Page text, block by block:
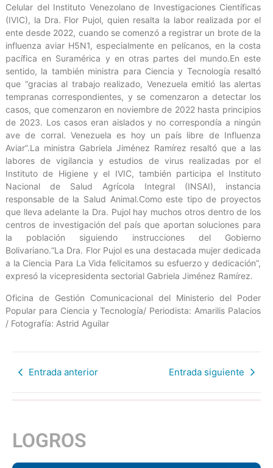
Celular del Instituto Venezolano de Investigaciones Científicas
(IVIC), la Dra. Flor Pujol, quien resalta la labor realizada por el
ente desde 2022, cuando se comenzó a registrar un brote de la
influenza aviar H5N1, especialmente en pelícanos, en la costa
pacífica en Suramérica y en otras partes del mundo.En este
sentido, la también ministra para Ciencia y Tecnología resaltó
que “gracias al trabajo realizado, Venezuela emitió las alertas
tempranas correspondientes, y se comenzaron a detectar los
casos, que comenzaron en noviembre de 2022 hasta principios
de 2023. Los casos eran aislados y no correspondía a ningún
ave de corral. Venezuela es hoy un país libre de Influenza
Aviar”.La ministra Gabriela Jiménez Ramírez resaltó que a las
labores de vigilancia y estudios de virus realizadas por el
Instituto de Higiene y el IVIC, también participa el Instituto
Nacional de Salud Agrícola Integral (INSAI), instancia
responsable de la Salud Animal.Como este tipo de proyectos
que lleva adelante la Dra. Pujol hay muchos otros dentro de los
centros de investigación del país que aportan soluciones para
la población siguiendo instrucciones del Gobierno
Bolivariano.“La Dra. Flor Pujol es una destacada mujer dedicada
a la Ciencia Para La Vida felicitamos su esfuerzo y dedicación”,
expresó la vicepresidenta sectorial Gabriela Jiménez Ramírez.
Oficina de Gestión Comunicacional del Ministerio del Poder
Popular para Ciencia y Tecnología/ Periodista: Amarilis Palacios
/ Fotografía: Astrid Aguilar
Entrada anterior Entrada siguiente
LOGROS